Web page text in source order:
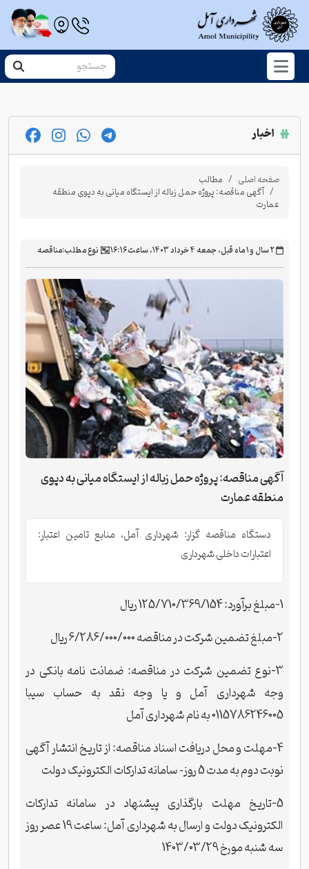
اخبار
صفحه اصلی مطالب
آگهی مناقصه: پروژه حمل زباله از ایستگاه میانی به دپوی منطقه
عمارت
‫۲ سال و ۱ ماه قبل، جمعه ۴ خرداد ۱۴۰۳، ساعت ۱۶:۱۶ نوع مطلب:مناقصه
آگهی مناقصه: پروژه حمل زباله از ایستگاه میانی به دپوی
منطقه عمارت
دستگاه مناقصه گزار: شهرداری آمل، منابع تامین اعتبار:
اعتبارات داخلی شهرداری
1-مبلغ برآورد: 125/710/369/154 ریال
2-مبلغ تضمین شرکت در مناقصه 6/286/000/000 ریال
3-نوع تضمین شرکت در مناقصه: ضمانت نامه بانکی در
وجه شهرداری آمل و یا وجه نقد به حساب سیبا
0115786246005 به نام شهرداری آمل
4-مهلت و محل دریافت اسناد مناقصه: از تاریخ انتشار آگهی
نوبت دوم به مدت 5 روز
-سامانه تدارکات الکترونیک دولت
5-تاریخ مهلت بارگذاری پیشنهاد در سامانه
تدارکات
الکترونیک دولت و ارسال به شهرداری آمل
: ساعت 19 عصر روز
سه شنبه مورخ 1403/03/29